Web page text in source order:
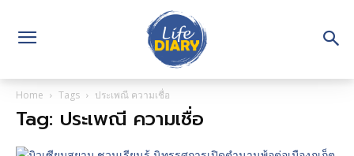
Home Tags ประเพณี ความเชื่อ
Tag: ประเพณี ความเชื่อ